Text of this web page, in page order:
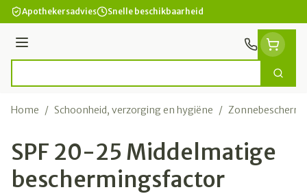
Ga naar de inhoud
Apothekersadvies Snelle beschikbaarheid
Menu
Zoek
Home / Schoonheid, verzorging en hygiëne /
SPF 20-25 Middelmatige
beschermingsfactor